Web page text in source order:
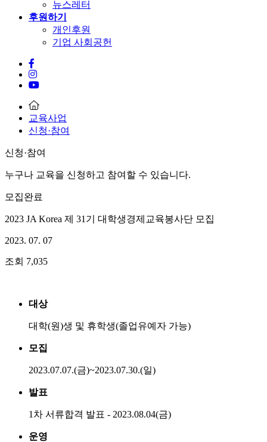
뉴스레터
후원하기
개인후원
기업 사회공헌
교육사업
신청·참여
신청·참여
누구나 교육을 신청하고 참여할 수 있습니다.
모집완료
2023 JA Korea 제 31기 대학생경제교육봉사단 모집
2023. 07. 07
조회 7,035
대상
대학(원)생 및 휴학생(졸업유예자 가능)
모집
2023.07.07.(금)~2023.07.30.(일)
발표
1차 서류합격 발표 - 2023.08.04(금)
운영